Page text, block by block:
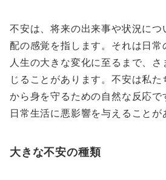
不安は、将来の出来事や状況に
配の感覚を指します。それは日常
人生の大きな変化に至るまで、
じることがあります。不安は私
から身を守るための自然な反応で
日常生活に悪影響を与えることが
大きな不安の種類